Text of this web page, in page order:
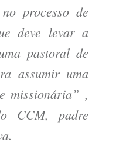
processo de
deve levar a
pastoral de
assumir uma
missionária” ,
CCM, padre